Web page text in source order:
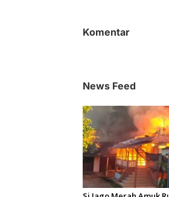
Komentar
News Feed